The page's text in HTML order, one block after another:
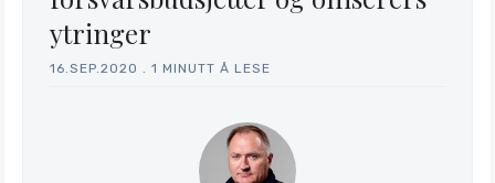
ytringer
16.SEP.2020 1 MINUTT Å LESE